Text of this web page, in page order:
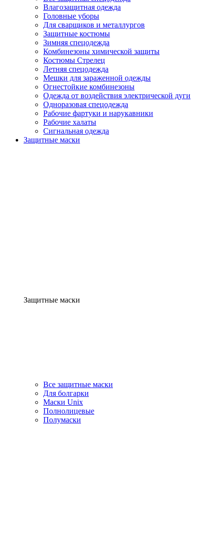
Влагозащитная одежда
Головные уборы
Для сварщиков и металлургов
Защитные костюмы
Зимняя спецодежда
Комбинезоны химической защиты
Костюмы Стрелец
Летняя спецодежда
Мешки для зараженной одежды
Огнестойкие комбинезоны
Одежда от воздействия электрической дуги
Одноразовая спецодежда
Рабочие фартуки и нарукавники
Рабочие халаты
Сигнальная одежда
Защитные маски
Защитные маски
Все защитные маски
Для болгарки
Маски Unix
Полнолицевые
Полумаски